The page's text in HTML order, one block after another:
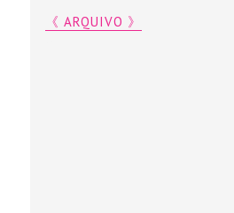
《 ARQUIVO 》